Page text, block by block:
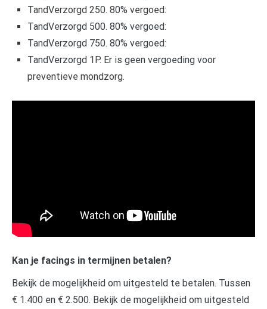
TandVerzorgd 250. 80% vergoed:
TandVerzorgd 500. 80% vergoed:
TandVerzorgd 750. 80% vergoed:
TandVerzorgd 1P. Er is geen vergoeding voor
preventieve mondzorg.
Kan je facings in termijnen betalen?
Bekijk de mogelijkheid om uitgesteld te betalen. Tussen
€ 1.400 en € 2.500. Bekijk de mogelijkheid om uitgesteld